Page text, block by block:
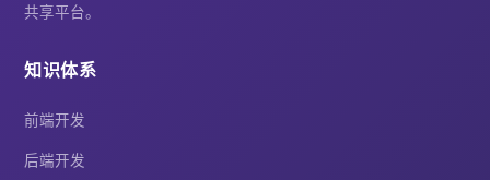
共享平台。
知识体系
前端开发
后端开发